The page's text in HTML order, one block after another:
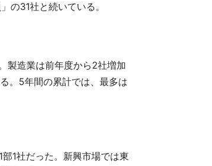
の31社と続いている。
製造業は前年度から2社増加
。5年間の累計では、最多は
1社だった。新興市場では東